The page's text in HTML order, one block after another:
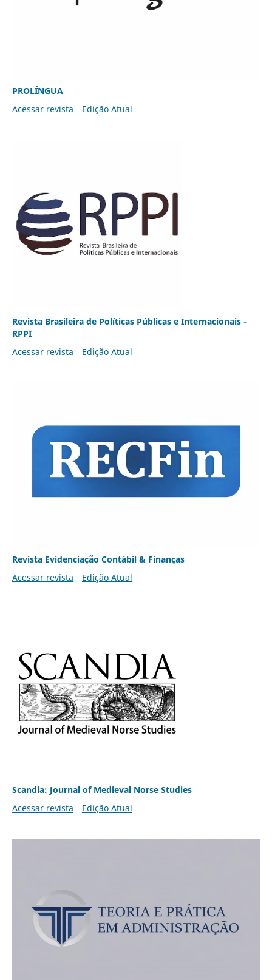
PROLÍNGUA
Acessar revista
Edição Atual
Revista Brasileira de Políticas Públicas e Internacionais -
RPPI
Acessar revista
Edição Atual
Revista Evidenciação Contábil & Finanças
Acessar revista
Edição Atual
Scandia: Journal of Medieval Norse Studies
Acessar revista
Edição Atual